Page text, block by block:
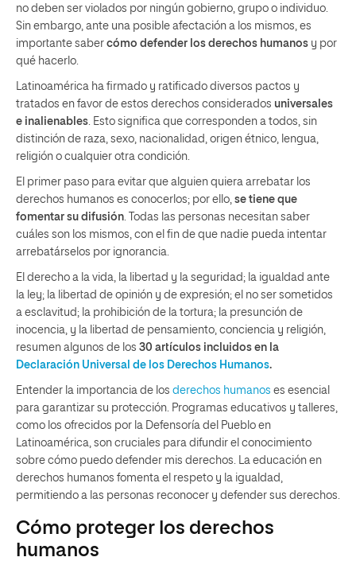
no deben ser violados por ningún gobierno, grupo o individuo.
Sin embargo, ante una posible afectación a los mismos, es
importante saber cómo defender los derechos humanos y por
qué hacerlo.
Latinoamérica ha firmado y ratificado diversos pactos y
tratados en favor de estos derechos considerados universales
e inalienables . Esto significa que corresponden a todos, sin
distinción de raza, sexo, nacionalidad, origen étnico, lengua,
religión o cualquier otra condición.
El primer paso para evitar que alguien quiera arrebatar los
derechos humanos es conocerlos; por ello, se tiene que
fomentar su difusión . Todas las personas necesitan saber
cuáles son los mismos, con el fin de que nadie pueda intentar
arrebatárselos por ignorancia.
El derecho a la vida, la libertad y la seguridad; la igualdad ante
la ley; la libertad de opinión y de expresión; el no ser sometidos
a esclavitud; la prohibición de la tortura; la presunción de
inocencia, y la libertad de pensamiento, conciencia y religión,
resumen algunos de los 30 artículos incluidos en la
Declaración Universal de los Derechos Humanos.
Entender la importancia de los derechos humanos es esencial
para garantizar su protección. Programas educativos y talleres,
como los ofrecidos por la Defensoría del Pueblo en
Latinoamérica, son cruciales para difundir el conocimiento
sobre cómo puedo defender mis derechos. La educación en
derechos humanos fomenta el respeto y la igualdad,
permitiendo a las personas reconocer y defender sus derechos.
Cómo proteger los derechos
humanos